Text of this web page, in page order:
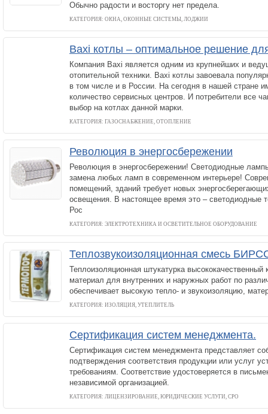
Обычно радости и восторгу нет предела.
КАТЕГОРИЯ: ОКНА, ОКОННЫЕ СИСТЕМЫ, ЛОДЖИИ
Baxi котлы – оптимальное решение
Компания Baxi является одним из крупнейших и
отопительной техники. Baxi котлы завоевала
в том числе и в России. На сегодня в нашей стране
количество сервисных центров. И потребители все
выбор на котлах данной марки.
КАТЕГОРИЯ: ГАЗОСНАБЖЕНИЕ, ОТОПЛЕНИЕ
Революция в энергосбережении
Революция в энергосбережении! Светодиодные
замена любых ламп в современном интерьере!
помещений, зданий требует новых
освещения. В настоящее время это – светодиодные
Рос
КАТЕГОРИЯ: ЭЛЕКТРОТЕХНИКА И ОСВЕТИТЕЛЬНОЕ ОБОРУДОВАНИЕ
Теплозвукоизоляционная смесь
Теплоизоляционная штукатурка высококачественный
материал для внутренних и наружных работ по
обеспечивает высокую тепло- и звукоизоляцию,
КАТЕГОРИЯ: ИЗОЛЯЦИЯ, УТЕПЛИТЕЛЬ
Сертификация систем менеджмента.
Сертификация систем менеджмента представляет
подтверждения соответствия продукции или услуг
требованиям. Соответствие удостоверяется в
независимой организацией.
КАТЕГОРИЯ: ЛИЦЕНЗИРОВАНИЕ, ЮРИДИЧЕСКИЕ УСЛУГИ, СРО